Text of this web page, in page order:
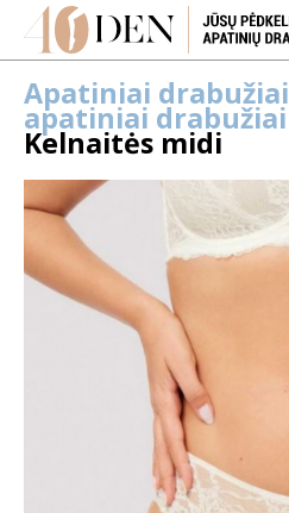
Apatiniai drabužiai
apatiniai drabužiai
Kelnaitės midi